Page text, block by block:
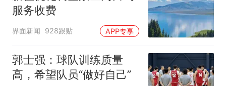
服务收费
界面新闻 928跟贴 APP专享
郭士强：球队训练质量
高，希望队员“做好自己”